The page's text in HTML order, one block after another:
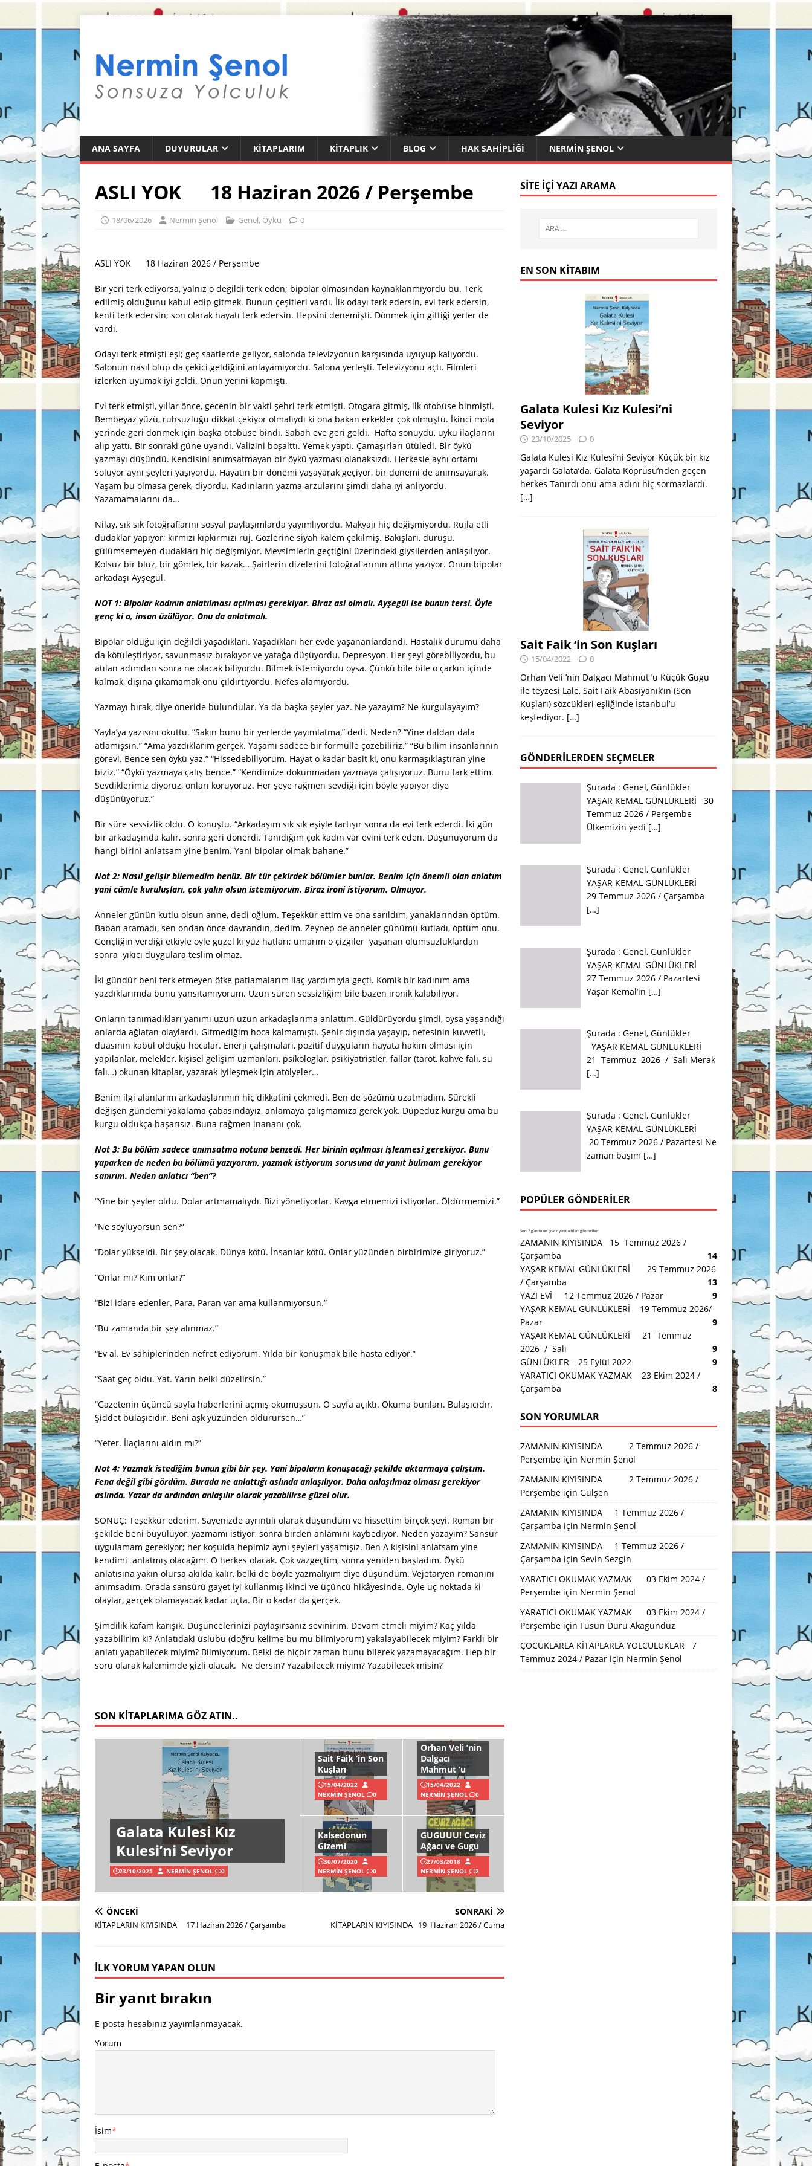
ANA SAYFA DUYURULAR KITAPLARIM KITAPLIK BLOG HAK SAHIPLIĞI NERMIN ŞENOL
ASLI YOK 18 Haziran 2026 / Perşembe
18/06/2026 Nermin Şenol Genel, Öykü 0
ASLI YOK 18 Haziran 2026 / Perşembe
Bir yeri terk ediyorsa, yalnız o değildi terk eden; bipolar olmasından kaynaklanmıyordu bu. Terk
edilmiş olduğunu kabul edip gitmek. Bunun çeşitleri vardı. İlk odayı terk edersin, evi terk edersin,
kenti terk edersin; son olarak hayatı terk edersin. Hepsini denemişti. Dönmek için gittiği yerler de
vardı.
Odayı terk etmişti eşi; geç saatlerde geliyor, salonda televizyonun karşısında uyuyup kalıyordu.
Salonun nasıl olup da çekici geldiğini anlayamıyordu. Salona yerleşti. Televizyonu açtı. Filmleri
izlerken uyumak iyi geldi. Onun yerini kapmıştı.
Evi terk etmişti, yıllar önce, gecenin bir vakti şehri terk etmişti. Otogara gitmiş, ilk otobüse binmişti.
Bembeyaz yüzü, ruhsuzluğu dikkat çekiyor olmalıydı ki ona bakan erkekler çok olmuştu. İkinci mola
yerinde geri dönmek için başka otobüse bindi. Sabah eve geri geldi. Hafta sonuydu, uyku ilaçlarını
alıp yattı. Bir sonraki güne uyandı. Valizini boşalttı. Yemek yaptı. Çamaşırları ütüledi. Bir öykü
yazmayı düşündü. Kendisini anımsatmayan bir öykü yazması olanaksızdı. Herkesle aynı ortamı
soluyor aynı şeyleri yaşıyordu. Hayatın bir dönemi yaşayarak geçiyor, bir dönemi de anımsayarak.
Yaşam bu olmasa gerek, diyordu. Kadınların yazma arzularını şimdi daha iyi anlıyordu.
Yazamamalarını da…
Nilay, sık sık fotoğraflarını sosyal paylaşımlarda yayımlıyordu. Makyajı hiç değişmiyordu. Rujla etli
dudaklar yapıyor; kırmızı kıpkırmızı ruj. Gözlerine siyah kalem çekilmiş. Bakışları, duruşu,
gülümsemeyen dudakları hiç değişmiyor. Mevsimlerin geçtiğini üzerindeki giysilerden anlaşılıyor.
Kolsuz bir bluz, bir gömlek, bir kazak… Şairlerin dizelerini fotoğraflarının altına yazıyor. Onun bipolar
arkadaşı Ayşegül.
NOT 1: Bipolar kadının anlatılması açılması gerekiyor. Biraz asi olmalı. Ayşegül ise bunun tersi. Öyle
genç ki o, insan üzülüyor. Onu da anlatmalı.
Bipolar olduğu için değildi yaşadıkları. Yaşadıkları her evde yaşananlardandı. Hastalık durumu daha
da kötüleştiriyor, savunmasız bırakıyor ve yatağa düşüyordu. Depresyon. Her şeyi görebiliyordu, bu
atılan adımdan sonra ne olacak biliyordu. Bilmek istemiyordu oysa. Çünkü bile bile o çarkın içinde
kalmak, dışına çıkamamak onu çıldırtıyordu. Nefes alamıyordu.
Yazmayı bırak, diye öneride bulundular. Ya da başka şeyler yaz. Ne yazayım? Ne kurgulayayım?
Yayla’ya yazısını okuttu. “Sakın bunu bir yerlerde yayımlatma,” dedi. Neden? “Yine daldan dala
atlamışsın.” “Ama yazdıklarım gerçek. Yaşamı sadece bir formülle çözebiliriz.” “Bu bilim insanlarının
görevi. Bence sen öykü yaz.” “Hissedebiliyorum. Hayat o kadar basit ki, onu karmaşıklaştıran yine
biziz.” “Öykü yazmaya çalış bence.” “Kendimize dokunmadan yazmaya çalışıyoruz. Bunu fark ettim.
Sevdiklerimiz diyoruz, onları koruyoruz. Her şeye rağmen sevdiği için böyle yapıyor diye
düşünüyoruz.”
Bir süre sessizlik oldu. O konuştu. “Arkadaşım sık sık eşiyle tartışır sonra da evi terk ederdi. İki gün
bir arkadaşında kalır, sonra geri dönerdi. Tanıdığım çok kadın var evini terk eden. Düşünüyorum da
hangi birini anlatsam yine benim. Yani bipolar olmak bahane.”
Not 2: Nasıl gelişir bilemedim henüz. Bir tür çekirdek bölümler bunlar. Benim için önemli olan anlatım
yani cümle kuruluşları, çok yalın olsun istemiyorum. Biraz ironi istiyorum. Olmuyor.
Anneler günün kutlu olsun anne, dedi oğlum. Teşekkür ettim ve ona sarıldım, yanaklarından öptüm.
Baban aramadı, sen ondan önce davrandın, dedim. Zeynep de anneler günümü kutladı, öptüm onu.
Gençliğin verdiği etkiyle öyle güzel ki yüz hatları; umarım o çizgiler yaşanan olumsuzluklardan
sonra yıkıcı duygulara teslim olmaz.
İki gündür beni terk etmeyen öfke patlamalarım ilaç yardımıyla geçti. Komik bir kadınım ama
yazdıklarımda bunu yansıtamıyorum. Uzun süren sessizliğim bile bazen ironik kalabiliyor.
Onların tanımadıkları yanımı uzun uzun arkadaşlarıma anlattım. Güldürüyordu şimdi, oysa yaşandığı
anlarda ağlatan olaylardı. Gitmediğim hoca kalmamıştı. Şehir dışında yaşayıp, nefesinin kuvvetli,
duasının kabul olduğu hocalar. Enerji çalışmaları, pozitif duyguların hayata hakim olması için
yapılanlar, melekler, kişisel gelişim uzmanları, psikologlar, psikiyatristler, fallar (tarot, kahve falı, su
falı…) okunan kitaplar, yazarak iyileşmek için atölyeler…
Benim ilgi alanlarım arkadaşlarımın hiç dikkatini çekmedi. Ben de sözümü uzatmadım. Sürekli
değişen gündemi yakalama çabasındayız, anlamaya çalışmamıza gerek yok. Düpedüz kurgu ama bu
kurgu oldukça başarısız. Buna rağmen inananı çok.
Not 3: Bu bölüm sadece anımsatma notuna benzedi. Her birinin açılması işlenmesi gerekiyor. Bunu
yaparken de neden bu bölümü yazıyorum, yazmak istiyorum sorusuna da yanıt bulmam gerekiyor
sanırım. Neden anlatıcı “ben”?
“Yine bir şeyler oldu. Dolar artmamalıydı. Bizi yönetiyorlar. Kavga etmemizi istiyorlar. Öldürmemizi.”
“Ne söylüyorsun sen?”
“Dolar yükseldi. Bir şey olacak. Dünya kötü. İnsanlar kötü. Onlar yüzünden birbirimize giriyoruz.”
“Onlar mı? Kim onlar?”
“Bizi idare edenler. Para. Paran var ama kullanmıyorsun.”
“Bu zamanda bir şey alınmaz.”
“Ev al. Ev sahiplerinden nefret ediyorum. Yılda bir konuşmak bile hasta ediyor.”
“Saat geç oldu. Yat. Yarın belki düzelirsin.”
“Gazetenin üçüncü sayfa haberlerini açmış okumuşsun. O sayfa açıktı. Okuma bunları. Bulaşıcıdır.
Şiddet bulaşıcıdır. Beni aşk yüzünden öldürürsen…”
“Yeter. İlaçlarını aldın mı?”
Not 4: Yazmak istediğim bunun gibi bir şey. Yani bipoların konuşacağı şekilde aktarmaya çalıştım.
Fena değil gibi gördüm. Burada ne anlattığı aslında anlaşılıyor. Daha anlaşılmaz olması gerekiyor
aslında. Yazar da ardından anlaşılır olarak yazabilirse güzel olur.
SONUÇ: Teşekkür ederim. Sayenizde ayrıntılı olarak düşündüm ve hissettim birçok şeyi. Roman bir
şekilde beni büyülüyor, yazmamı istiyor, sonra birden anlamını kaybediyor. Neden yazayım? Sansür
uygulamam gerekiyor; her koşulda hepimiz aynı şeyleri yaşamışız. Ben A kişisini anlatsam yine
kendimi anlatmış olacağım. O herkes olacak. Çok vazgeçtim, sonra yeniden başladım. Öykü
anlatısına yakın olursa akılda kalır, belki de böyle yazmalıyım diye düşündüm. Vejetaryen romanını
anımsadım. Orada sansürü gayet iyi kullanmış ikinci ve üçüncü hikâyesinde. Öyle uç noktada ki
olaylar, gerçek olamayacak kadar uçta. Bir o kadar da gerçek.
Şimdilik kafam karışık. Düşüncelerinizi paylaşırsanız sevinirim. Devam etmeli miyim? Kaç yılda
yazabilirim ki? Anlatıdaki üslubu (doğru kelime bu mu bilmiyorum) yakalayabilecek miyim? Farklı bir
anlatı yapabilecek miyim? Bilmiyorum. Belki de hiçbir zaman bunu bilerek yazamayacağım. Hep bir
soru olarak kalemimde gizli olacak. Ne dersin? Yazabilecek miyim? Yazabilecek misin?
SON KITAPLARIMA GÖZ ATIN..
Galata Kulesi Kız
Kulesi’ni Seviyor
23/10/2025 NERMIN ŞENOL 0
Sait Faik ‘in Son
Kuşları
15/04/2022
NERMIN ŞENOL
0
Orhan Veli ’nin
Dalgacı
Mahmut ’u
15/04/2022
NERMIN ŞENOL
0
Kalsedonun
Gizemi
30/07/2020
NERMIN ŞENOL
0
GUGUUU! Ceviz
Ağacı ve Gugu
27/03/2018
NERMIN ŞENOL
2
ÖNCEKI
KİTAPLARIN KIYISINDA 17 Haziran 2026 / Çarşamba
SONRAKI
KİTAPLARIN KIYISINDA 19 Haziran 2026 / Cuma
İLK YORUM YAPAN OLUN
Bir yanıt bırakın
E-posta hesabınız yayımlanmayacak.
Yorum
İsim*
SITE İÇI YAZI ARAMA
EN SON KITABIM
Galata Kulesi Kız Kulesi’ni
Seviyor
23/10/2025 0
Galata Kulesi Kız Kulesi’ni Seviyor Küçük bir kız
yaşardı Galata’da. Galata Köprüsü’nden geçen
herkes Tanırdı onu ama adını hiç sormazlardı.
[…]
Sait Faik ‘in Son Kuşları
15/04/2022 0
Orhan Veli ’nin Dalgacı Mahmut ’u Küçük Gugu
ile teyzesi Lale, Sait Faik Abasıyanık’ın (Son
Kuşları) sözcükleri eşliğinde İstanbul’u
keşfediyor. […]
GÖNDERILERDEN SEÇMELER
Şurada :Genel,Günlükler
YAŞAR KEMAL GÜNLÜKLERİ 30
Temmuz 2026 / Perşembe
Ülkemizin yedi […]
Şurada :Genel,Günlükler
YAŞAR KEMAL GÜNLÜKLERİ
29 Temmuz 2026 / Çarşamba
[…]
Şurada :Genel,Günlükler
YAŞAR KEMAL GÜNLÜKLERİ
27 Temmuz 2026 / Pazartesi
Yaşar Kemal’in […]
Şurada :Genel,Günlükler
YAŞAR KEMAL GÜNLÜKLERİ
21 Temmuz 2026 / Salı Merak
[…]
Şurada :Genel,Günlükler
YAŞAR KEMAL GÜNLÜKLERİ
20 Temmuz 2026 / Pazartesi Ne
zaman başım […]
POPÜLER GÖNDERILER
Son 7 günde en çok ziyaret edilen gönderiler:
ZAMANIN KIYISINDA 15 Temmuz 2026 /
Çarşamba
14
YAŞAR KEMAL GÜNLÜKLERİ 29 Temmuz 2026
/ Çarşamba
13
YAZI EVİ 12 Temmuz 2026 / Pazar
9
YAŞAR KEMAL GÜNLÜKLERİ 19 Temmuz 2026/
Pazar
9
YAŞAR KEMAL GÜNLÜKLERİ 21 Temmuz
2026 / Salı
9
GÜNLÜKLER – 25 Eylül 2022
9
YARATICI OKUMAK YAZMAK 23 Ekim 2024 /
Çarşamba
8
SON YORUMLAR
ZAMANIN KIYISINDA 2 Temmuz 2026 /
Perşembeiçin Nermin Şenol
ZAMANIN KIYISINDA 2 Temmuz 2026 /
Perşembeiçin Gülşen
ZAMANIN KIYISINDA 1 Temmuz 2026 /
Çarşamba için Nermin Şenol
ZAMANIN KIYISINDA 1 Temmuz 2026 /
Çarşamba için Sevin Sezgin
YARATICI OKUMAK YAZMAK 03 Ekim 2024 /
Perşembeiçin Nermin Şenol
YARATICI OKUMAK YAZMAK 03 Ekim 2024 /
Perşembeiçin Füsun Duru Akagündüz
ÇOCUKLARLA KİTAPLARLA YOLCULUKLAR 7
Temmuz 2024 / Pazariçin Nermin Şenol